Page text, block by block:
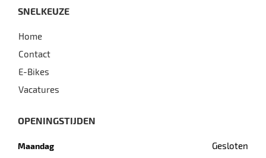
SNELKEUZE
Home
Contact
E-Bikes
Vacatures
OPENINGSTIJDEN
Maandag Gesloten